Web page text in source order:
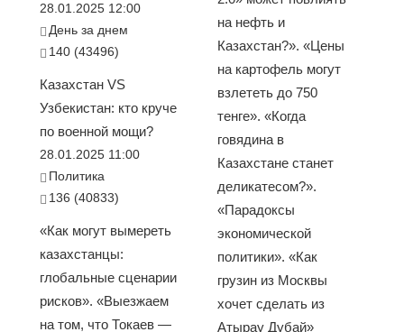
28.01.2025 12:00
День за днем
140 (43496)
Казахстан VS
Узбекистан: кто круче
по военной мощи?
28.01.2025 11:00
Политика
136 (40833)
«Как могут вымереть
казахстанцы:
глобальные сценарии
рисков». «Выезжаем
на том, что Токаев —
на нефть и
Казахстан?». «Цены
на картофель могут
взлететь до 750
тенге». «Когда
говядина в
Казахстане станет
деликатесом?».
«Парадоксы
экономической
политики». «Как
грузин из Москвы
хочет сделать из
Атырау Дубай»